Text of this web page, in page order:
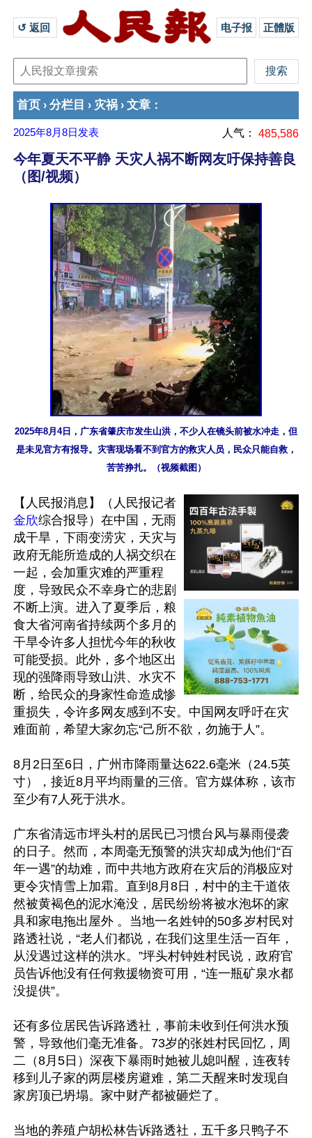
↺ 返回 电子报 正體版
首页 › 分栏目 › 灾祸 › 文章 ：
2025年8月8日 发表 人气： 485,586
今年夏天不平静 天灾人祸不断网友吁保持善良
（图/视频）
2025年8月4日，广东省肇庆市发生山洪，不少人在镜头前被水冲走，但
是未见官方有报导。灾害现场看不到官方的救灾人员，民众只能自救，
苦苦挣扎。（视频截图）
【人民报消息】（人民报记者
金欣综合报导）在中国，无雨
成干旱，下雨变涝灾，天灾与
政府无能所造成的人祸交织在
一起，会加重灾难的严重程
度，导致民众不幸身亡的悲剧
不断上演。进入了夏季后，粮
食大省河南省持续两个多月的
干旱令许多人担忧今年的秋收
可能受损。此外，多个地区出
现的强降雨导致山洪、水灾不
断，给民众的身家性命造成惨
重损失，令许多网友感到不安。中国网友呼吁在灾
难面前，希望大家勿忘“己所不欲，勿施于人”。
8月2日至6日，广州市降雨量达622.6毫米（24.5英
寸），接近8月平均雨量的三倍。官方媒体称，该市
至少有7人死于洪水。
广东省清远市坪头村的居民已习惯台风与暴雨侵袭
的日子。然而，本周毫无预警的洪灾却成为他们“百
年一遇”的劫难，而中共地方政府在灾后的消极应对
更令灾情雪上加霜。直到8月8日，村中的主干道依
然被黄褐色的泥水淹没，居民纷纷将被水泡坏的家
具和家电拖出屋外 。当地一名姓钟的50多岁村民对
路透社说，“老人们都说，在我们这里生活一百年，
从没遇过这样的洪水。”坪头村钟姓村民说，政府官
员告诉他没有任何救援物资可用，“连一瓶矿泉水都
没提供”。
还有多位居民告诉路透社，事前未收到任何洪水预
警，导致他们毫无准备。73岁的张姓村民回忆，周
二（8月5日）深夜下暴雨时她被儿媳叫醒，连夜转
移到儿子家的两层楼房避难，第二天醒来时发现自
家房顶已坍塌。家中财产都被砸烂了。
当地的养殖户胡松林告诉路透社，五千多只鸭子不